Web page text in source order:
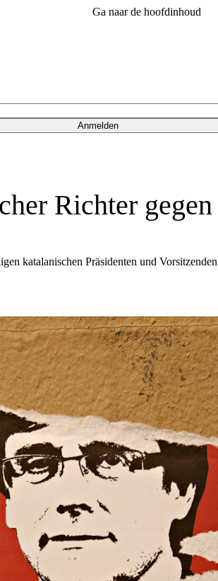
Ga naar de hoofdinhoud
Anmelden
Richter
katalanischen Präsidenten und